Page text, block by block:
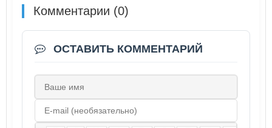
Комментарии (0)
ОСТАВИТЬ КОММЕНТАРИЙ